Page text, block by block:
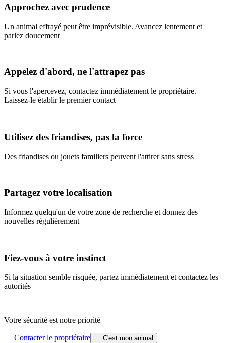
Approchez avec prudence
Un animal effrayé peut être imprévisible. Avancez lentement et
parlez doucement
Appelez d'abord, ne l'attrapez pas
Si vous l'apercevez, contactez immédiatement le propriétaire.
Laissez-le établir le premier contact
Utilisez des friandises, pas la force
Des friandises ou jouets familiers peuvent l'attirer sans stress
Partagez votre localisation
Informez quelqu'un de votre zone de recherche et donnez des
nouvelles régulièrement
Fiez-vous à votre instinct
Si la situation semble risquée, partez immédiatement et contactez les
autorités
Votre sécurité est notre priorité
Contacter le propriétaire C'est mon animal